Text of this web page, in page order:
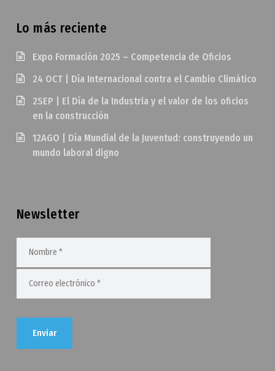
Lo más reciente
Expo Formación 2025 – Competencia de Oficios
24 OCT | Día Internacional contra el Cambio Climático
2SEP | El Día de la Industria y el valor de los oficios
en la construcción
12AGO | Día Mundial de la Juventud: construyendo un
mundo laboral digno
Newsletter